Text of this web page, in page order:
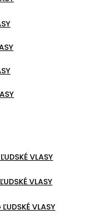
VLASY
VLASY
VLASY